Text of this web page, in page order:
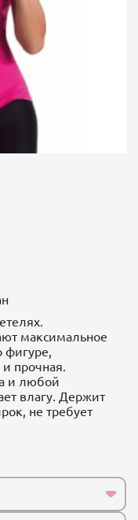
максимальное
фигуре,
прочная.
и любой
влагу. Держит
не требует